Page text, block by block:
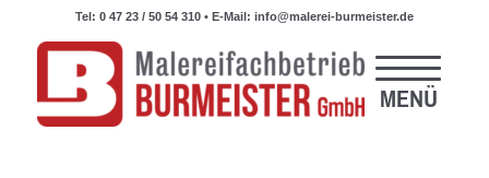
Tel: 0 47 23 / 50 54 310 • E-Mail: info@malerei-burmeister.de